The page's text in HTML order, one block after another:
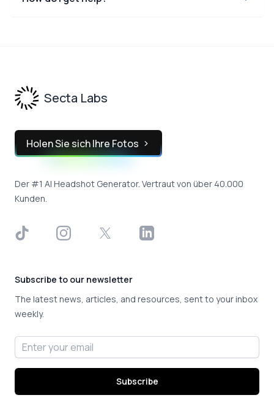
Secta Labs
Holen Sie sich Ihre Fotos
Der #1 AI Headshot Generator. Vertraut von über 40.000
Kunden.
TikTok InstagramX LinkedIn
Subscribe to our newsletter
The latest news, articles, and resources, sent to your inbox
weekly.
Email address
Subscribe